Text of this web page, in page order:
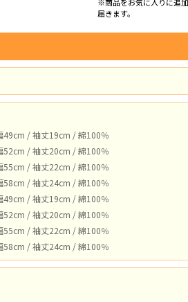
届きます。
49cm / 袖丈19cm / 綿100％
52cm / 袖丈20cm / 綿100％
55cm / 袖丈22cm / 綿100％
58cm / 袖丈24cm / 綿100％
49cm / 袖丈19cm / 綿100％
52cm / 袖丈20cm / 綿100％
55cm / 袖丈22cm / 綿100％
58cm / 袖丈24cm / 綿100％